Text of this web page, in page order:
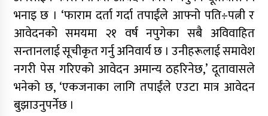
भनाइ छ । ‘फाराम दर्ता गर्दा तपाईंले आफ्नो पति÷पत्नी र
आवेदनको समयमा २१ वर्ष नपुगेका सबै अविवाहित
सन्तानलाई सूचीकृत गर्नु अनिवार्य छ । उनीहरूलाई समावेश
नगरी पेस गरिएको आवेदन अमान्य ठहरिनेछ,’ दूतावासले
भनेको छ, ‘एकजनाका लागि तपाईंले एउटा मात्र आवेदन
बुझाउनुपर्नेछ ।